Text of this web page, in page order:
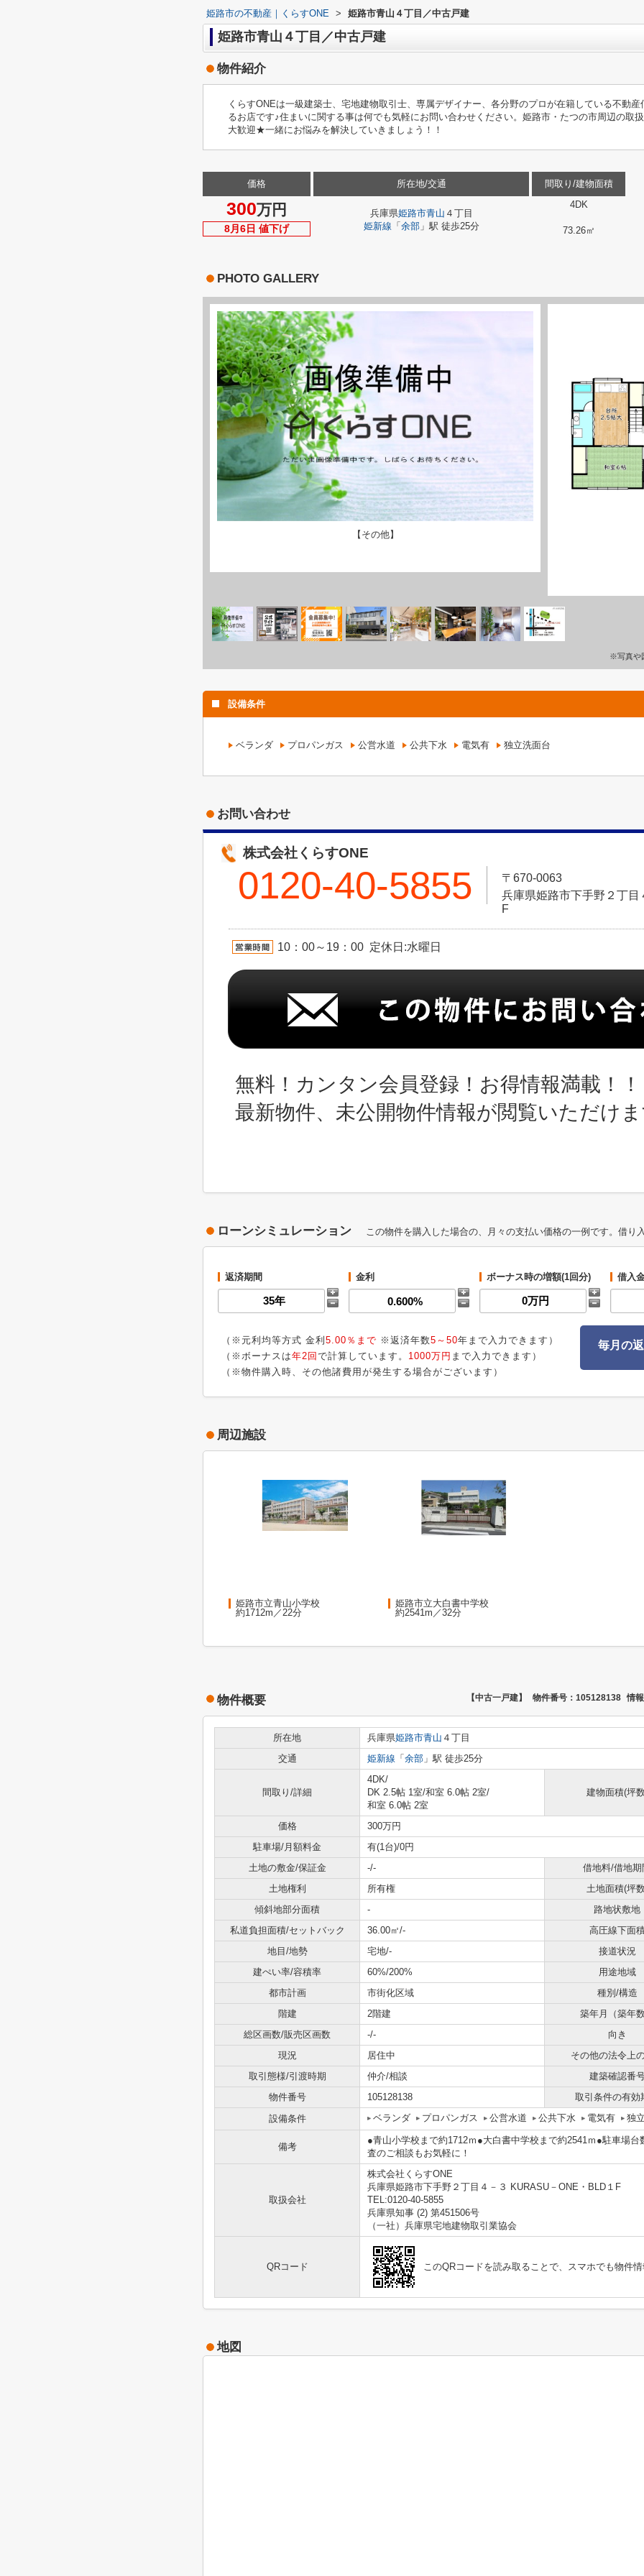
姫路市の不動産｜くらすONE > 姫路市青山４丁目／中古戸建
姫路市青山４丁目／中古戸建
物件紹介
くらすONEは一級建築士、宅地建物取引士、専属デザイナー、各分野のプロが在籍している不動
るお店です♪住まいに関する事は何でも気軽にお問い合わせください。姫路市・たつの市周辺の取
大歓迎★一緒にお悩みを解決していきましょう！！
価格
300万円
8月6日 値下げ
所在地/交通
兵庫県姫路市青山 ４丁目
姫新線 「 余部」駅 徒歩25分
間取り/建物面積
4DK
73.26㎡
PHOTO GALLERY
【その他】
※写真や
設備条件
ベランダ プロパンガス 公営水道 公共下水 電気有 独立洗面台
お問い合わせ
株式会社くらすONE
0120-40-5855
〒670-0063
兵庫県姫路市下手野２丁
F
10：00～19：00 定休日:水曜日
無料！カンタン会員登録！お得情報満載！！
最新物件、未公開物件情報が閲覧いただけ
ローンシミュレーション この物件を購入した場合の、月々の支払い価格の一例です。借り
返済期間 金利 ボーナス時の増額(1回分) 借入
（※元利均等方式 金利 5.00％まで ※返済年数5～50年まで入力できます）
（※ボーナスは年2回 で計算しています。 1000万円 まで入力できます）
（※物件購入時、その他諸費用が発生する場合がございます）
毎月の
周辺施設
姫路市立青山小学校
約1712m／22分
姫路市立大白書中学校
約2541m／32分
物件概要 【中古一戸建】 物件番号：105128138 情
所在地 兵庫県姫路市青山 ４丁目
交通
姫新線 「 余部 」駅 徒歩25分
間取り/詳細
4DK/
DK 2.5帖 1室/和室 6.0帖 2室/
和室 6.0帖 2室
建物面積(坪
価格
300万円
駐車場/月額料金
有(1台)/0円
土地の敷金/保証金
-/-
借地料/借地期
土地権利
所有権
土地面積(坪
傾斜地部分面積
-
路地状敷地
私道負担面積/セットバック
36.00㎡/-
高圧線下面
地目/地勢
宅地/-
接道状況
建ぺい率/容積率
60%/200%
用途地域
都市計画
市街化区域
種別/構造
階建
2階建
築年月（築年
総区画数/販売区画数
-/-
向き
現況
居住中
その他の法令上
取引態様/引渡時期
仲介/相談
建築確認番
物件番号
105128138
取引条件の有効
設備条件
ベランダ プロパンガス 公営水道 公共下水 電気有 独
備考
●青山小学校まで約1712ｍ●大白書中学校まで約2541ｍ●駐車場
査のご相談もお気軽に！
取扱会社
株式会社くらすONE
兵庫県姫路市下手野２丁目４－３ KURASU－ONE・BLD１F
TEL:0120-40-5855
兵庫県知事 (2) 第451506号
（一社）兵庫県宅地建物取引業協会
QRコード このQRコードを読み取ることで、スマホでも物件
地図